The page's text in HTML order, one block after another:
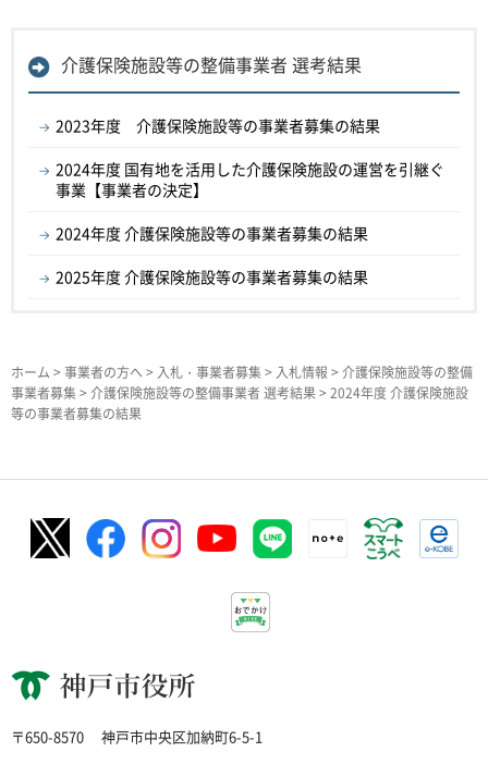
介護保険施設等の整備事業者 選考結果
2023年度 介護保険施設等の事業者募集の結果
2024年度 国有地を活用した介護保険施設の運営を引継ぐ
事業【事業者の決定】
2024年度 介護保険施設等の事業者募集の結果
2025年度 介護保険施設等の事業者募集の結果
ホーム > 事業者の方へ > 入札・事業者募集> 入札情報 > 介護保険施設等の整備
事業者募集> 介護保険施設等の整備事業者 選考結果> 2024年度 介護保険施設
等の事業者募集の結果
神戸市役所
〒650-8570 神戸市中央区加納町6-5-1